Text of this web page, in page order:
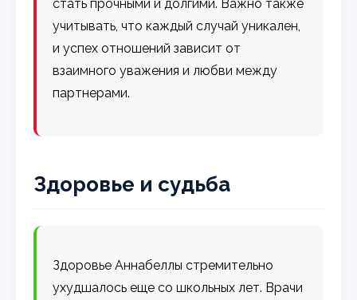
стать прочными и долгими. Важно также
учитывать, что каждый случай уникален,
и успех отношений зависит от
взаимного уважения и любви между
партнерами.
Здоровье и судьба
Здоровье Аннабеллы стремительно
ухудшалось еще со школьных лет. Врачи